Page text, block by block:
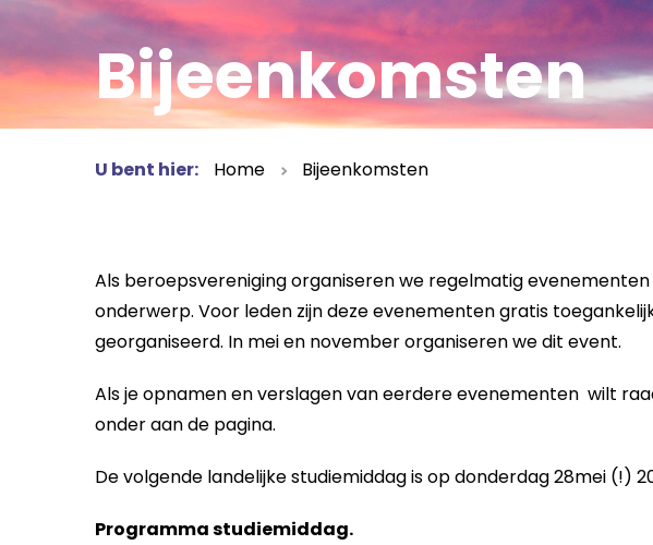
Bijeenkomsten
U bent hier: Home Bijeenkomsten
Als beroepsvereniging organiseren we regelmatig
onderwerp. Voor leden zijn deze evenementen gratis
georganiseerd. In mei en november organiseren we dit event.
Als je opnamen en verslagen van eerdere evenementen wilt
onder aan de pagina.
De volgende landelijke studiemiddag is op donderdag 28mei (!)
Programma studiemiddag.